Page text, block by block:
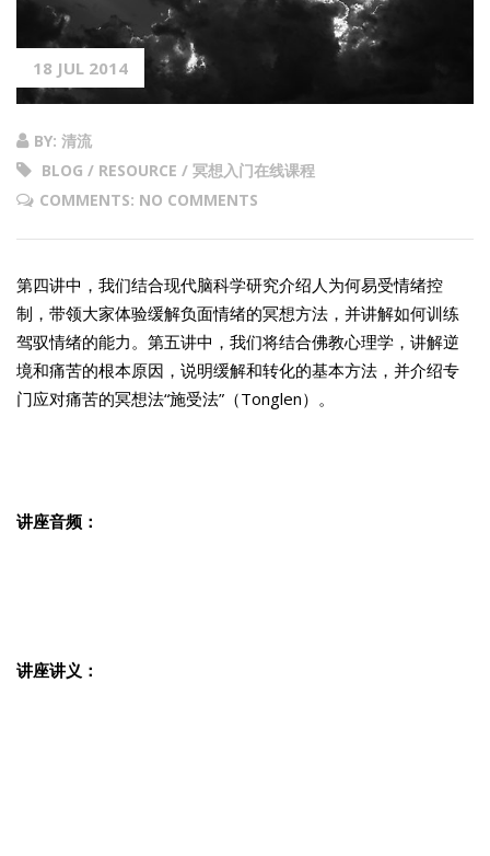
18 JUL 2014
BY: 清流
BLOG / RESOURCE / 冥想入门在线课程
COMMENTS: NO COMMENTS
第四讲中，我们结合现代脑科学研究介绍人为何易受情绪控
制，带领大家体验缓解负面情绪的冥想方法，并讲解如何训练
驾驭情绪的能力。第五讲中，我们将结合佛教心理学，讲解逆
境和痛苦的根本原因，说明缓解和转化的基本方法，并介绍专
门应对痛苦的冥想法“施受法”（Tonglen）。
讲座音频：
讲座讲义：